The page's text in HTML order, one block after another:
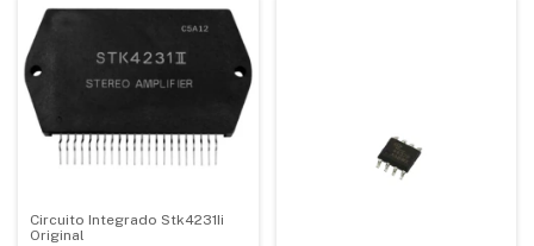
Circuito Integrado Stk4231Ii
Original